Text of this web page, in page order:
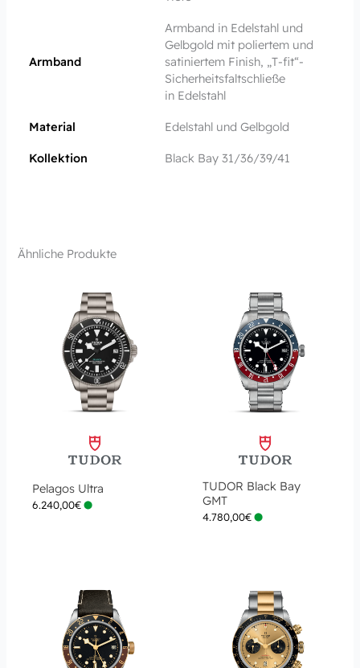
Armband
Armband in Edelstahl und
Gelbgold mit poliertem und
satiniertem Finish, „T‑fit“-
Sicherheits­faltschließe
in Edelstahl
Material Edelstahl und Gelbgold
Kollektion Black Bay 31/36/39/41
Ähnliche Produkte
Pelagos Ultra
6.240,00€
TUDOR Black Bay
GMT
4.780,00€